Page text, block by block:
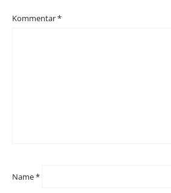
Kommentar*
Name*